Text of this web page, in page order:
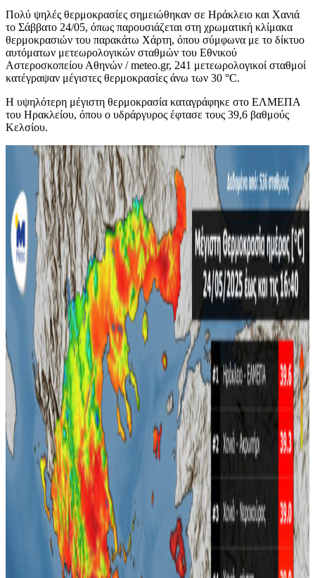
Πολύ ψηλές θερμοκρασίες σημειώθηκαν σε Ηράκλειο και Χανιά
το Σάββατο 24/05, όπως παρουσιάζεται στη χρωματική κλίμακα
θερμοκρασιών του παρακάτω Χάρτη, όπου σύμφωνα με το δίκτυο
αυτόματων μετεωρολογικών σταθμών του Εθνικού
Αστεροσκοπείου Αθηνών / meteo.gr, 241 μετεωρολογικοί σταθμοί
κατέγραψαν μέγιστες θερμοκρασίες άνω των 30 °C.
Η υψηλότερη μέγιστη θερμοκρασία καταγράφηκε στο ΕΛΜΕΠΑ
του Ηρακλείου, όπου ο υδράργυρος έφτασε τους 39,6 βαθμούς
Κελσίου.